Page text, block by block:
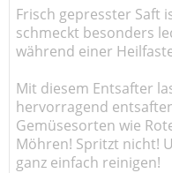
Frisch gepresster Saft
schmeckt besonders
während einer
Mit diesem Entsafter
hervorragend
Gemüsesorten wie
Möhren! Spritzt nicht!
ganz einfach reinigen!